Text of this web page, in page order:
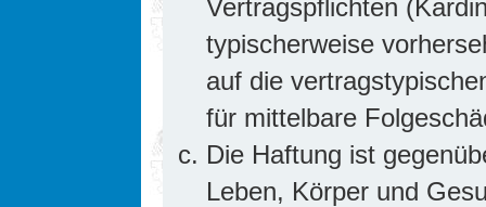
Vertragspflichten
typischerweise
auf die
für mittelbare
Die Haftung ist
Leben, Körper und